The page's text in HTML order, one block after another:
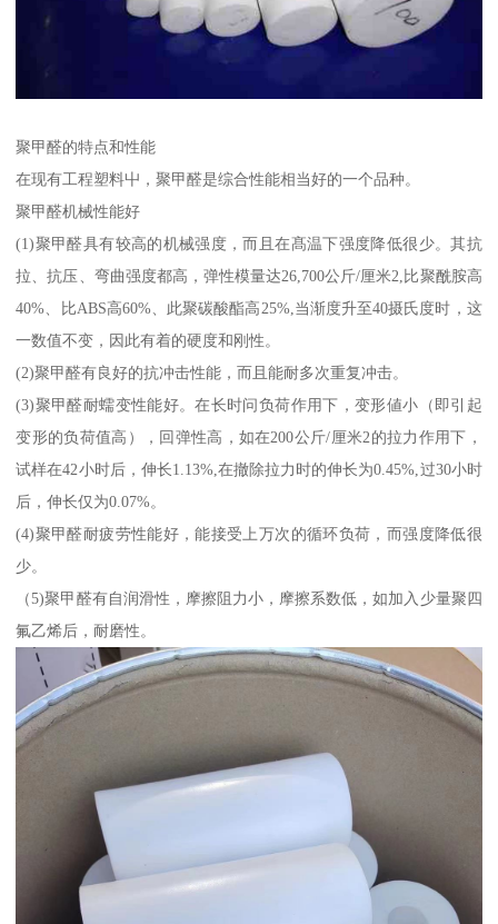
聚甲醛的特点和性能
在现有工程塑料屮，聚甲醛是综合性能相当好的一个品种。
聚甲醛机械性能好
(1)聚甲醛具有较高的机械强度，而且在髙温下强度降低很少。其抗
拉、抗压、弯曲强度都高，弹性模量达26,700公斤/厘米2,比聚酰胺高
40%、比ABS高60%、此聚碳酸酯高25%,当渐度升至40摄氏度时，这
一数值不变，因此有着的硬度和刚性。
(2)聚甲醛有良好的抗冲击性能，而且能耐多次重复冲击。
(3)聚甲醛耐蠕变性能好。在长时问负荷作用下，变形値小（即引起
变形的负荷值高），回弹性高，如在200公斤/厘米2的拉力作用下，
试样在42小时后，伸长1.13%,在撤除拉力时的伸长为0.45%,过30小时
后，伸长仅为0.07%。
(4)聚甲醛耐疲劳性能好，能接受上万次的循环负荷，而强度降低很
少。
（5)聚甲醛有自润滑性，摩擦阻力小，摩擦系数低，如加入少量聚四
氟乙烯后，耐磨性。